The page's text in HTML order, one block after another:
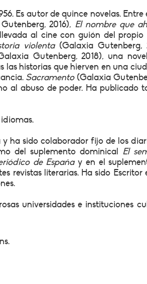
Es autor de quince novelas. Entre
2016), El nombre que
al cine con guión del propio
violenta(Galaxia Gutenberg,
Gutenberg, 2018), una
historias que hierven en una
Sacramento(Galaxia
al abuso de poder. Ha publicado
ha sido colaborador fijo de los
del suplemento dominical El
de Españay en el
revistas literarias. Ha sido Escritor
universidades e instituciones